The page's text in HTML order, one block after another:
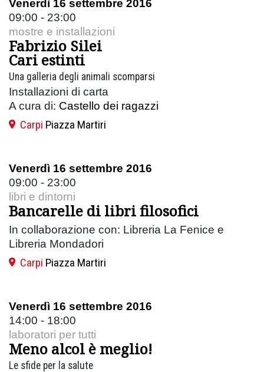
Venerdì 16 settembre 2016
09:00 - 23:00
mostre e installazioni
Fabrizio Silei
Cari estinti
Una galleria degli animali scomparsi
Installazioni di carta
A cura di: Castello dei ragazzi
Carpi Piazza Martiri
Venerdì 16 settembre 2016
09:00 - 23:00
libri e dintorni
Bancarelle di libri filosofici
In collaborazione con: Libreria La Fenice e
Libreria Mondadori
Carpi Piazza Martiri
Venerdì 16 settembre 2016
14:00 - 18:00
laboratori per tutti
Meno alcol è meglio!
Le sfide per la salute